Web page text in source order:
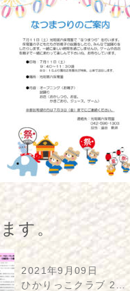
す。
2021年9月09日
ひかりっこクラブ 2…